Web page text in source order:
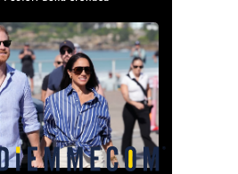
lacitymag.it
lacapitalenews.it
cosenzachannel.it
ilvibonese.it
catanzarochannel.it